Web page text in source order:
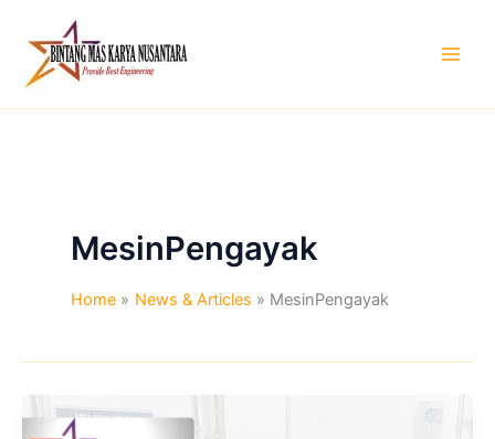
content
MesinPengayak
Home News & Articles MesinPengayak